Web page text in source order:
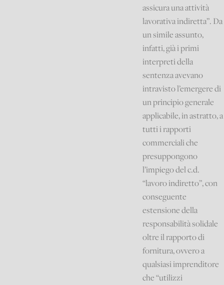
assicura una attività
lavorativa indiretta”. Da
un simile assunto,
infatti, già i primi
interpreti della
sentenza avevano
intravisto l’emergere di
un principio generale
applicabile, in astratto, a
tutti i rapporti
commerciali che
presuppongono
l’impiego del c.d.
“lavoro indiretto”, con
conseguente
estensione della
responsabilità solidale
oltre il rapporto di
fornitura, ovvero a
qualsiasi imprenditore
che “utilizzi